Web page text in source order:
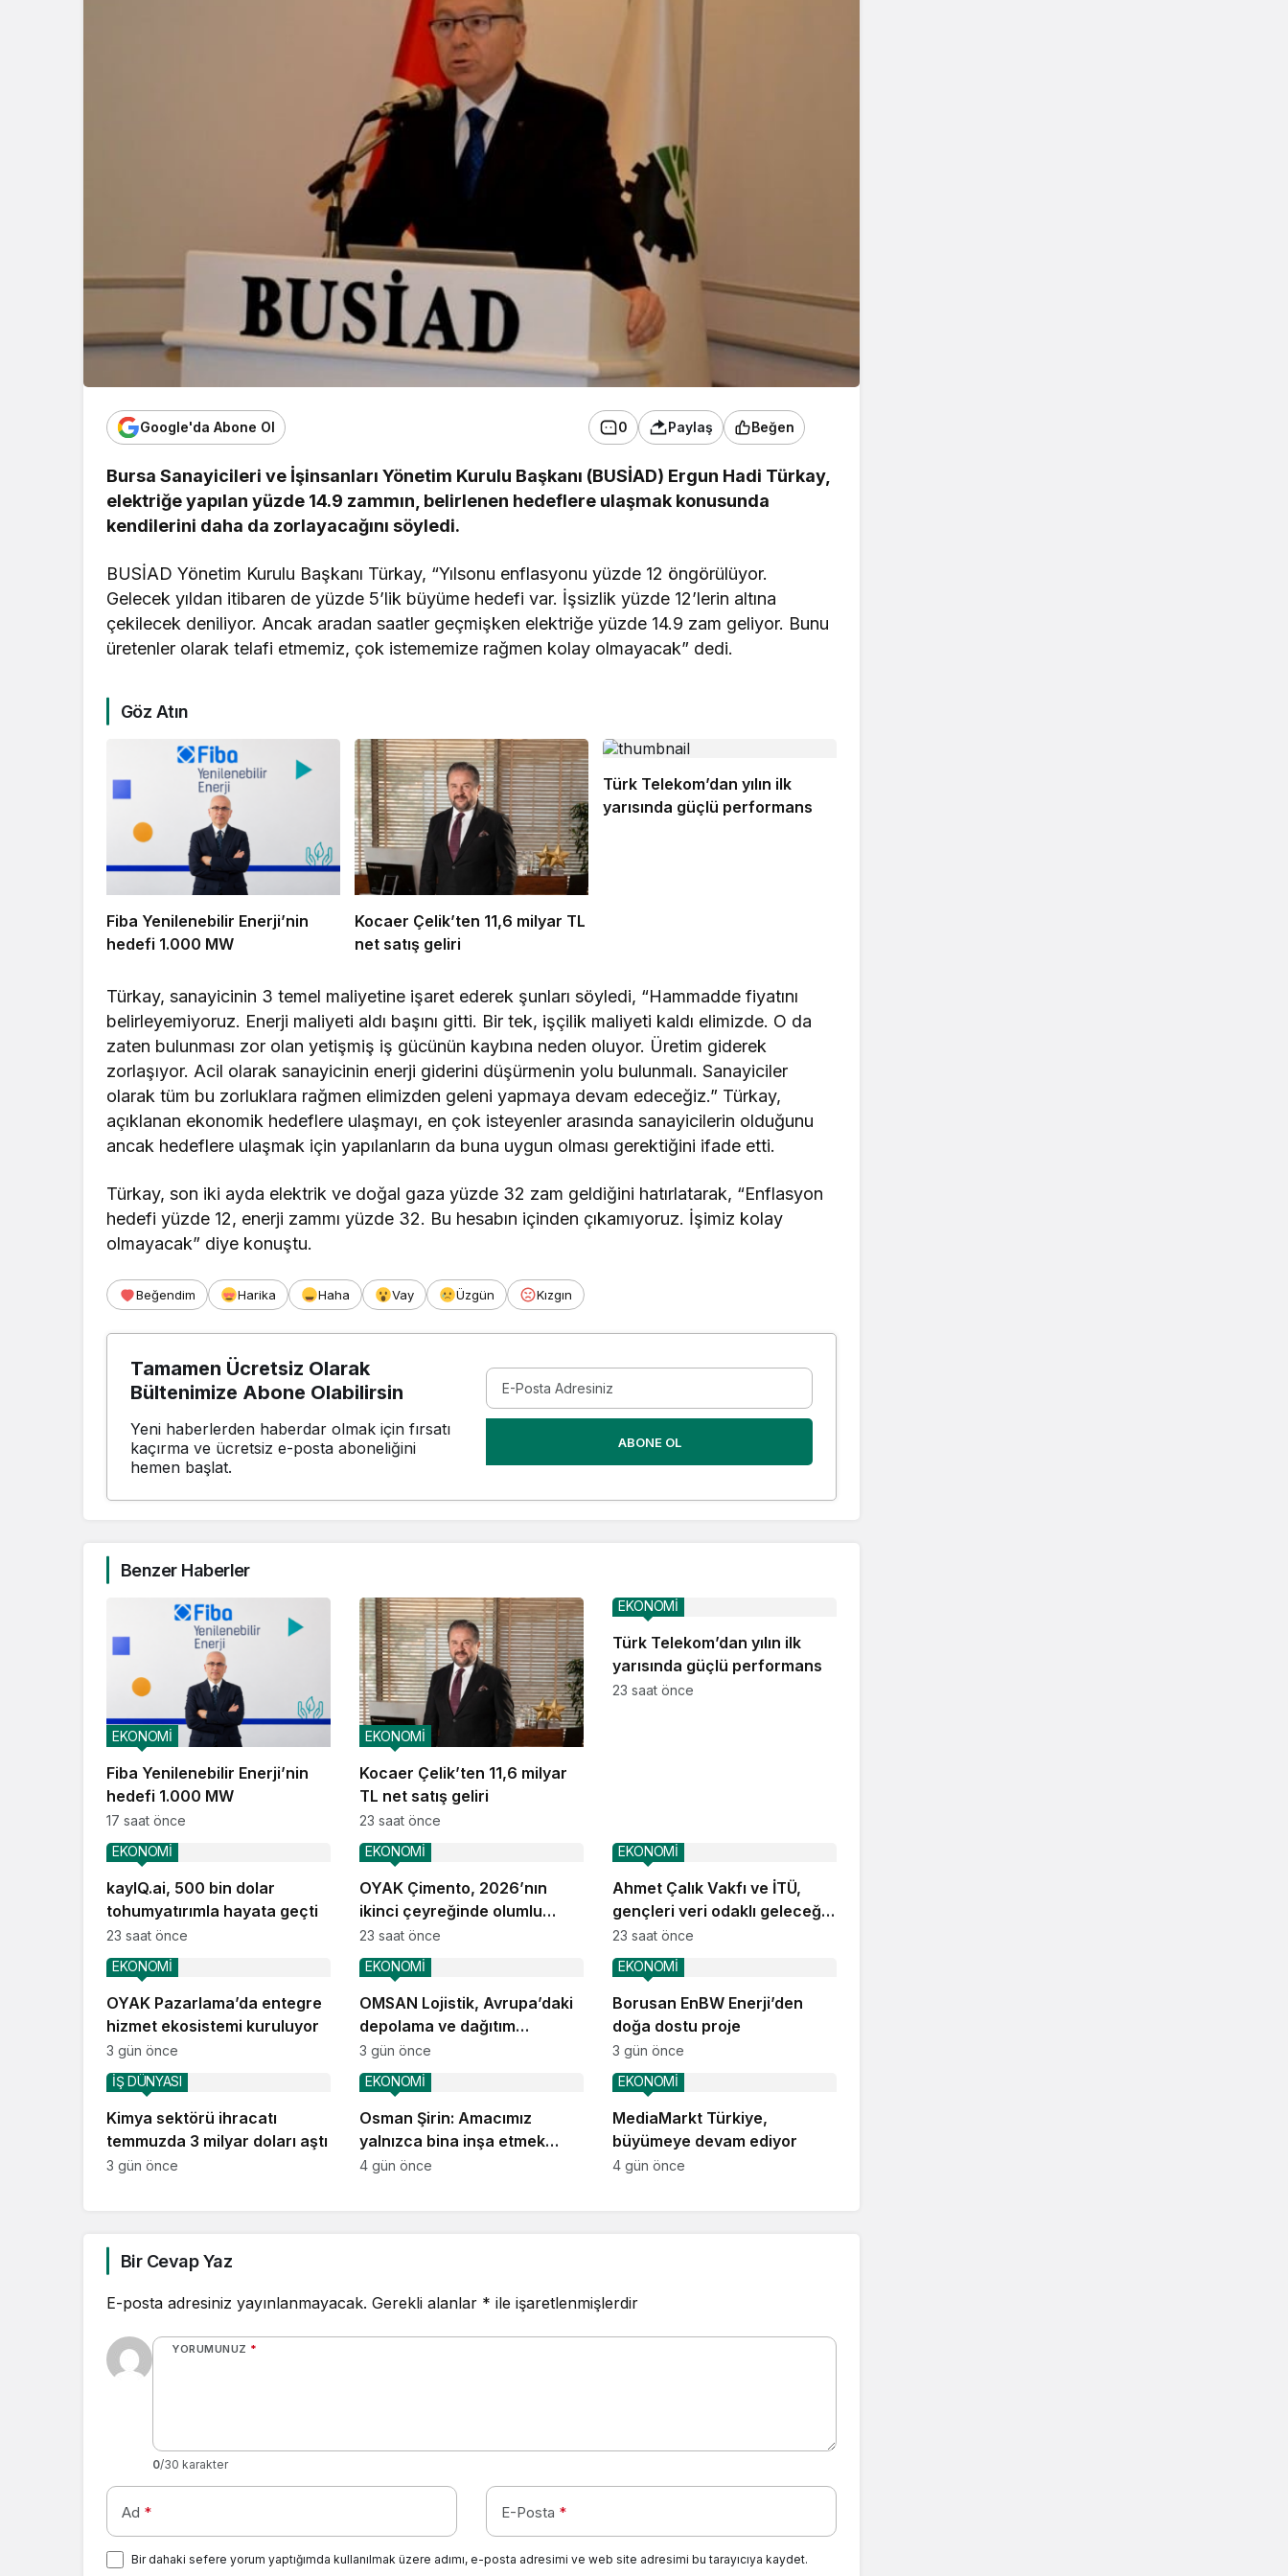
Google'da Abone Ol 0 Paylaş Beğen
Bursa Sanayicileri ve İşinsanları Yönetim Kurulu Başkanı (BUSİAD) Ergun Hadi Türkay,
elektriğe yapılan yüzde 14.9 zammın, belirlenen hedeflere ulaşmak konusunda
kendilerini daha da zorlayacağını söyledi.
BUSİAD Yönetim Kurulu Başkanı Türkay, “Yılsonu enflasyonu yüzde 12 öngörülüyor.
Gelecek yıldan itibaren de yüzde 5’lik büyüme hedefi var. İşsizlik yüzde 12’lerin altına
çekilecek deniliyor. Ancak aradan saatler geçmişken elektriğe yüzde 14.9 zam geliyor. Bunu
üretenler olarak telafi etmemiz, çok istememize rağmen kolay olmayacak” dedi.
Göz Atın
Fiba Yenilenebilir Enerji’nin
hedefi 1.000 MW
Kocaer Çelik’ten 11,6 milyar TL
net satış geliri
Türk Telekom’dan yılın ilk
yarısında güçlü performans
Türkay, sanayicinin 3 temel maliyetine işaret ederek şunları söyledi, “Hammadde fiyatını
belirleyemiyoruz. Enerji maliyeti aldı başını gitti. Bir tek, işçilik maliyeti kaldı elimizde. O da
zaten bulunması zor olan yetişmiş iş gücünün kaybına neden oluyor. Üretim giderek
zorlaşıyor. Acil olarak sanayicinin enerji giderini düşürmenin yolu bulunmalı. Sanayiciler
olarak tüm bu zorluklara rağmen elimizden geleni yapmaya devam edeceğiz.” Türkay,
açıklanan ekonomik hedeflere ulaşmayı, en çok isteyenler arasında sanayicilerin olduğunu
ancak hedeflere ulaşmak için yapılanların da buna uygun olması gerektiğini ifade etti.
Türkay, son iki ayda elektrik ve doğal gaza yüzde 32 zam geldiğini hatırlatarak, “Enflasyon
hedefi yüzde 12, enerji zammı yüzde 32. Bu hesabın içinden çıkamıyoruz. İşimiz kolay
olmayacak” diye konuştu.
Beğendim Harika Haha Vay Üzgün Kızgın
Tamamen Ücretsiz Olarak
Bültenimize Abone Olabilirsin
Yeni haberlerden haberdar olmak için fırsatı
kaçırma ve ücretsiz e-posta aboneliğini
hemen başlat.
ABONE OL
Benzer Haberler
Fiba Yenilenebilir Enerji’nin
hedefi 1.000 MW
EKONOMİ
17 saat önce
Kocaer Çelik’ten 11,6 milyar
TL net satış geliri
EKONOMİ
23 saat önce
Türk Telekom’dan yılın ilk
yarısında güçlü performans
EKONOMİ
23 saat önce
kayIQ.ai, 500 bin dolar
tohumyatırımla hayata geçti
EKONOMİ
23 saat önce
OYAK Çimento, 2026’nın
ikinci çeyreğinde olumlu
performansını sürdürdü
EKONOMİ
23 saat önce
Ahmet Çalık Vakfı ve İTÜ,
gençleri veri odaklı geleceğe
hazırlıyor
EKONOMİ
23 saat önce
OYAK Pazarlama’da entegre
hizmet ekosistemi kuruluyor
EKONOMİ
3 gün önce
OMSAN Lojistik, Avrupa’daki
depolama ve dağıtım
operasyonlarına başladı
EKONOMİ
3 gün önce
Borusan EnBW Enerji’den
doğa dostu proje
EKONOMİ
3 gün önce
Kimya sektörü ihracatı
temmuzda 3 milyar doları aştı
İŞ DÜNYASI
3 gün önce
Osman Şirin: Amacımız
yalnızca bina inşa etmek
değil, yatırımcısına
EKONOMİ
4 gün önce
MediaMarkt Türkiye,
büyümeye devam ediyor
EKONOMİ
4 gün önce
Bir Cevap Yaz
E-posta adresiniz yayınlanmayacak. Gerekli alanlar * ile işaretlenmişlerdir
YORUMUNUZ *
0/30 karakter
Ad * E-Posta *
Bir dahaki sefere yorum yaptığımda kullanılmak üzere adımı, e-posta adresimi ve web site adresimi bu tarayıcıya kaydet.